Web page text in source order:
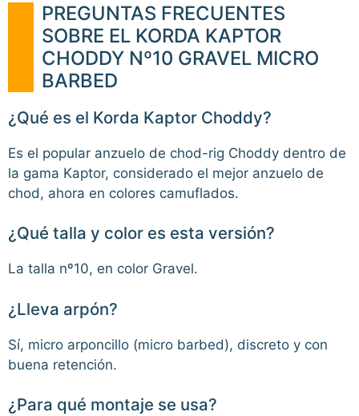
PREGUNTAS FRECUENTES
SOBRE EL KORDA KAPTOR
CHODDY Nº10 GRAVEL MICRO
BARBED
¿Qué es el Korda Kaptor Choddy?
Es el popular anzuelo de chod-rig Choddy dentro de
la gama Kaptor, considerado el mejor anzuelo de
chod, ahora en colores camuflados.
¿Qué talla y color es esta versión?
La talla nº10, en color Gravel.
¿Lleva arpón?
Sí, micro arponcillo (micro barbed), discreto y con
buena retención.
¿Para qué montaje se usa?